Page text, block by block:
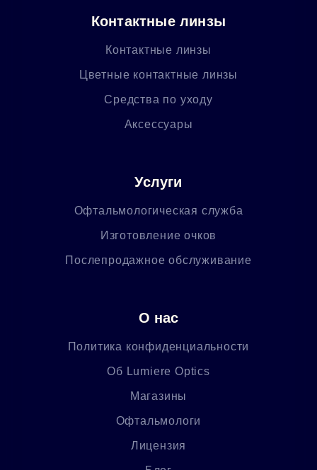
Контактные линзы
Контактные линзы
Цветные контактные линзы
Средства по уходу
Аксессуары
Услуги
Офтальмологическая служба
Изготовление очков
Послепродажное обслуживание
О нас
Политика конфиденциальности
Об Lumiere Optics
Магазины
Офтальмологи
Лицензия